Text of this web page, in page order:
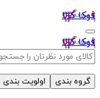
فوکا کالا
فوکا کالا
گروه بندی اولویت بندی